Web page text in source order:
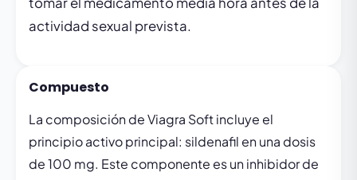
actividad sexual prevista.
Compuesto
La composición de Viagra Soft incluye el
principio activo principal: sildenafil en una dosis
de 100 mg. Este componente es un inhibidor de